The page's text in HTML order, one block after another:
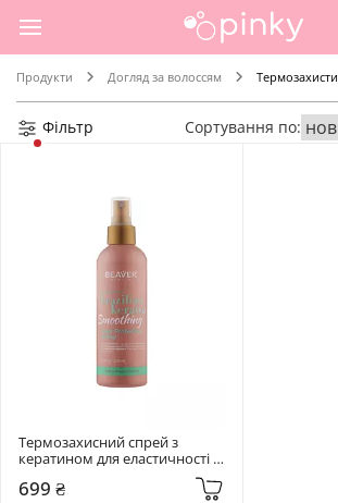
Продукти Догляд за волоссям Термозахисти
Фільтр Сортування по:
Термозахисний спрей з
кератином для еластичності
Keratin Smoothing Heat Pro
699 ₴